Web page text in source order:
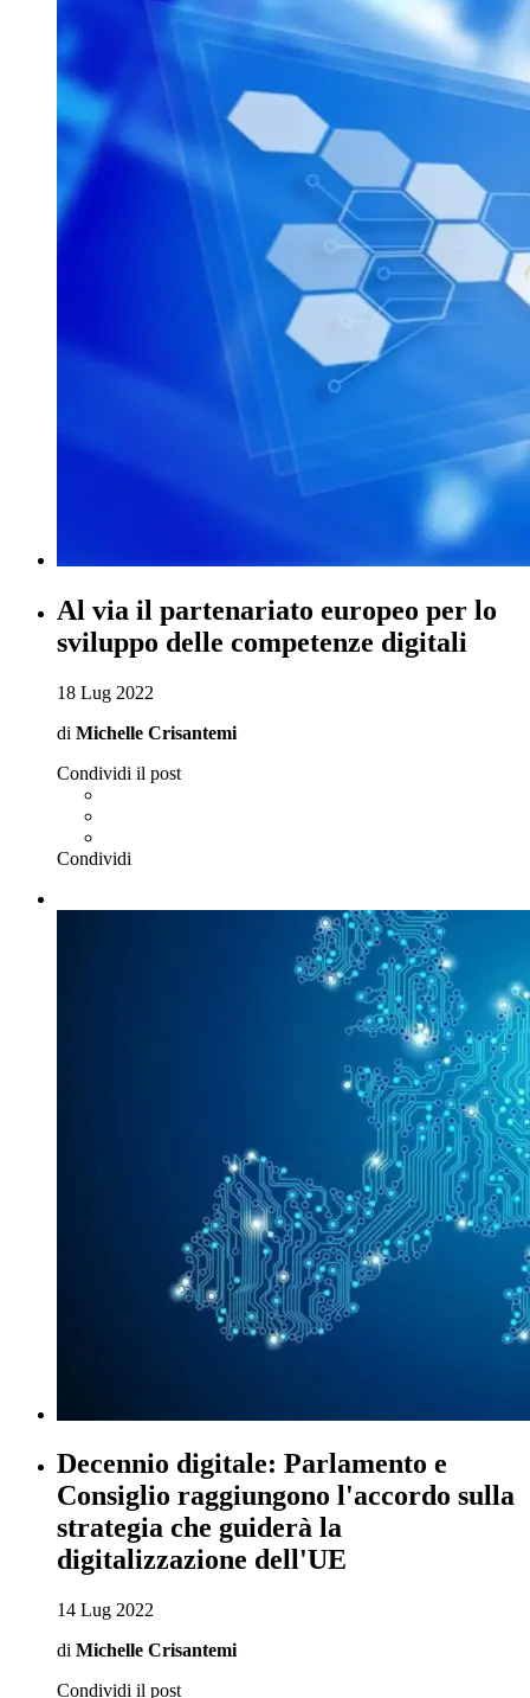
Al via il partenariato europeo per lo
sviluppo delle competenze digitali
18 Lug 2022
di Michelle Crisantemi
Condividi il post
Condividi
Decennio digitale: Parlamento e
Consiglio raggiungono l'accordo sulla
strategia che guiderà la
digitalizzazione dell'UE
14 Lug 2022
di Michelle Crisantemi
Condividi il post